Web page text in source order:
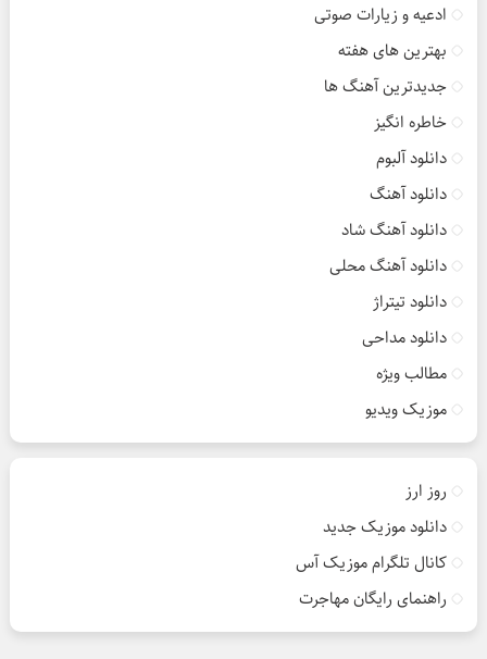
ادعیه و زیارات صوتی
بهترین های هفته
جدیدترین آهنگ ها
خاطره انگیز
دانلود آلبوم
دانلود آهنگ
دانلود آهنگ شاد
دانلود آهنگ محلی
دانلود تیتراژ
دانلود مداحی
مطالب ویژه
موزیک ویدیو
روز ارز
دانلود موزیک جدید
کانال تلگرام موزیک آس
راهنمای رایگان مهاجرت